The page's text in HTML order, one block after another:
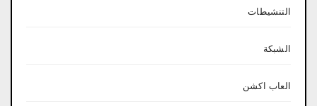
التنشيطات
الشبكة
العاب اكشن